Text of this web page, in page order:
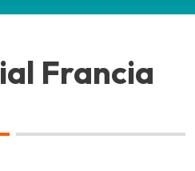
Francia